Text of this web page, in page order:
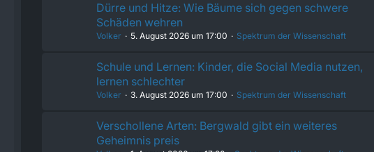
Dürre und Hitze: Wie Bäume sich gegen schwere
Schäden wehren
Volker 5. August 2026 um 17:00 Spektrum der Wissenschaft
Schule und Lernen: Kinder, die Social Media nutzen,
lernen schlechter
Volker 3. August 2026 um 17:00 Spektrum der Wissenschaft
Verschollene Arten: Bergwald gibt ein weiteres
Geheimnis preis